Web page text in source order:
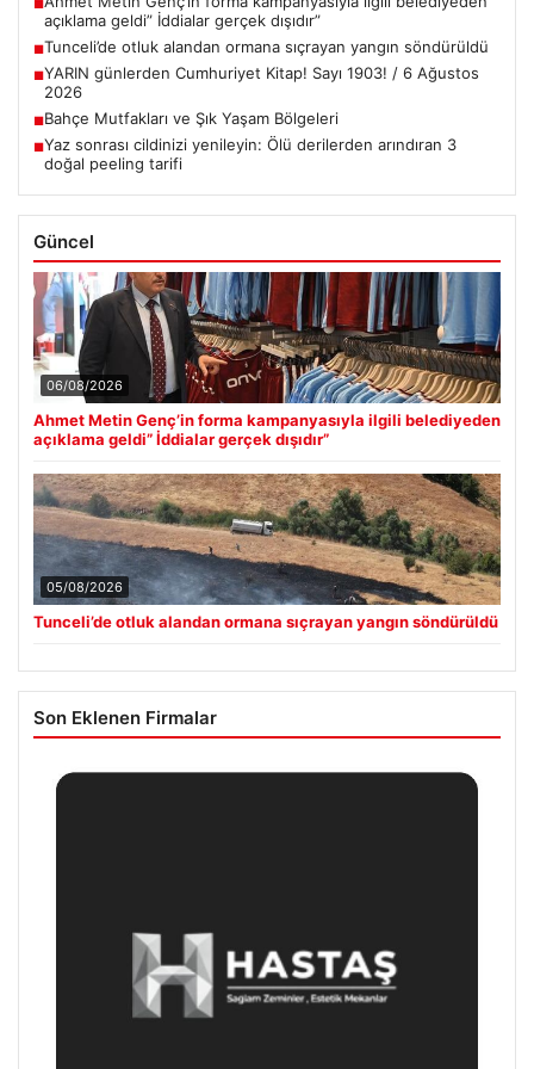
■
açıklama geldi” İddialar gerçek dışıdır”
■Tunceli’de otluk alandan ormana sıçrayan yangın söndürüldü
■YARIN günlerden Cumhuriyet Kitap! Sayı 1903! / 6 Ağustos
2026
■Bahçe Mutfakları ve Şık Yaşam Bölgeleri
■Yaz sonrası cildinizi yenileyin: Ölü derilerden arındıran 3
doğal peeling tarifi
Güncel
06/08/2026
Ahmet Metin Genç’in forma kampanyasıyla ilgili belediyeden
açıklama geldi” İddialar gerçek dışıdır”
05/08/2026
Tunceli’de otluk alandan ormana sıçrayan yangın söndürüldü
Son Eklenen Firmalar